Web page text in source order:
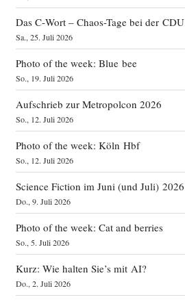
Das C‑Wort – Chaos-Tage bei der CDU
Sa., 25. Juli 2026
Photo of the week: Blue bee
So., 19. Juli 2026
Aufschrieb zur Metropolcon 2026
So., 12. Juli 2026
Photo of the week: Köln Hbf
So., 12. Juli 2026
Science Fiction im Juni (und Juli) 2026
Do., 9. Juli 2026
Photo of the week: Cat and berries
So., 5. Juli 2026
Kurz: Wie halten Sie’s mit AI?
Do., 2. Juli 2026